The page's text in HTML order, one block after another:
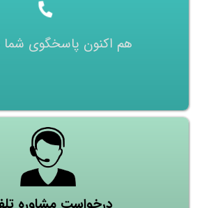
هم اکنون پاسخگوی